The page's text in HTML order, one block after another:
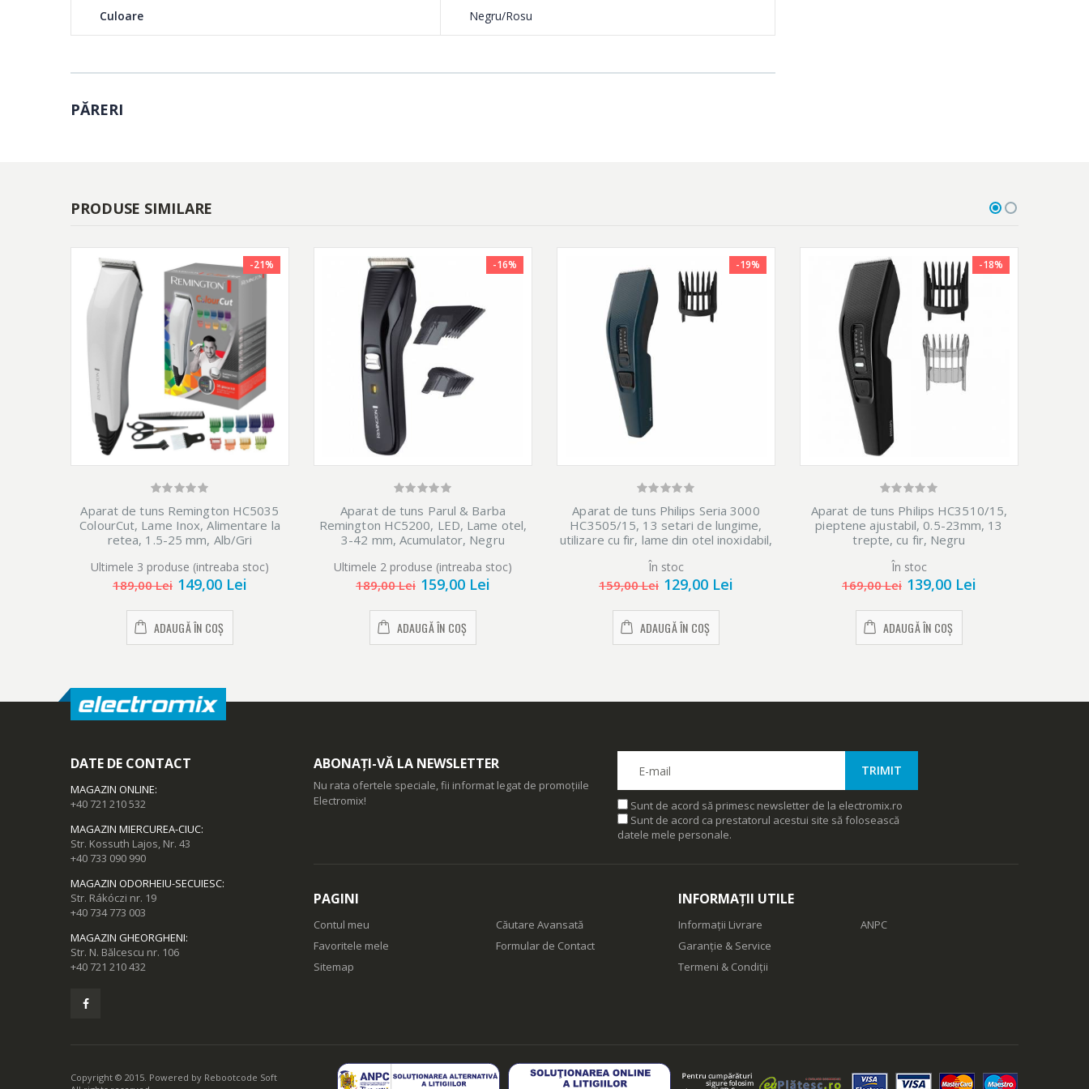
Culoare Negru/Rosu
PĂRERI
PRODUSE SIMILARE
-21%
Aparat de tuns Remington HC5035
ColourCut, Lame Inox, Alimentare la
retea, 1.5-25 mm, Alb/Gri
Ultimele 3 produse (intreaba stoc)
189,00 Lei 149,00 Lei
ADAUGĂ ÎN COȘ
-16%
Aparat de tuns Parul & Barba
Remington HC5200, LED, Lame otel,
3-42 mm, Acumulator, Negru
Ultimele 2 produse (intreaba stoc)
189,00 Lei 159,00 Lei
ADAUGĂ ÎN COȘ
-19%
Aparat de tuns Philips Seria 3000
HC3505/15, 13 setari de lungime,
utilizare cu fir, lame din otel inoxidabil,
În stoc
159,00 Lei 129,00 Lei
ADAUGĂ ÎN COȘ
-18%
Aparat de tuns Philips HC3510/15,
pieptene ajustabil, 0.5-23mm, 13
trepte, cu fir, Negru
În stoc
169,00 Lei 139,00 Lei
ADAUGĂ ÎN COȘ
DATE DE CONTACT
MAGAZIN ONLINE:
+40 721 210 532
MAGAZIN MIERCUREA-CIUC:
Str. Kossuth Lajos, Nr. 43
+40 733 090 990
MAGAZIN ODORHEIU-SECUIESC:
Str. Rákóczi nr. 19
+40 734 773 003
MAGAZIN GHEORGHENI:
Str. N. Bălcescu nr. 106
+40 721 210 432
ABONAȚI-VĂ LA NEWSLETTER
Nu rata ofertele speciale, fii informat legat de promoțiile
Electromix!
Sunt de acord să primesc newsletter de la electromix.ro
Sunt de acord ca prestatorul acestui site să folosească
datele mele personale.
PAGINI
Contul meu
Favoritele mele
Sitemap
Căutare Avansată
Formular de Contact
INFORMAȚII UTILE
Informații Livrare
Garanție & Service
Termeni & Condiții
ANPC
Copyright © 2015. Powered by Rebootcode Soft